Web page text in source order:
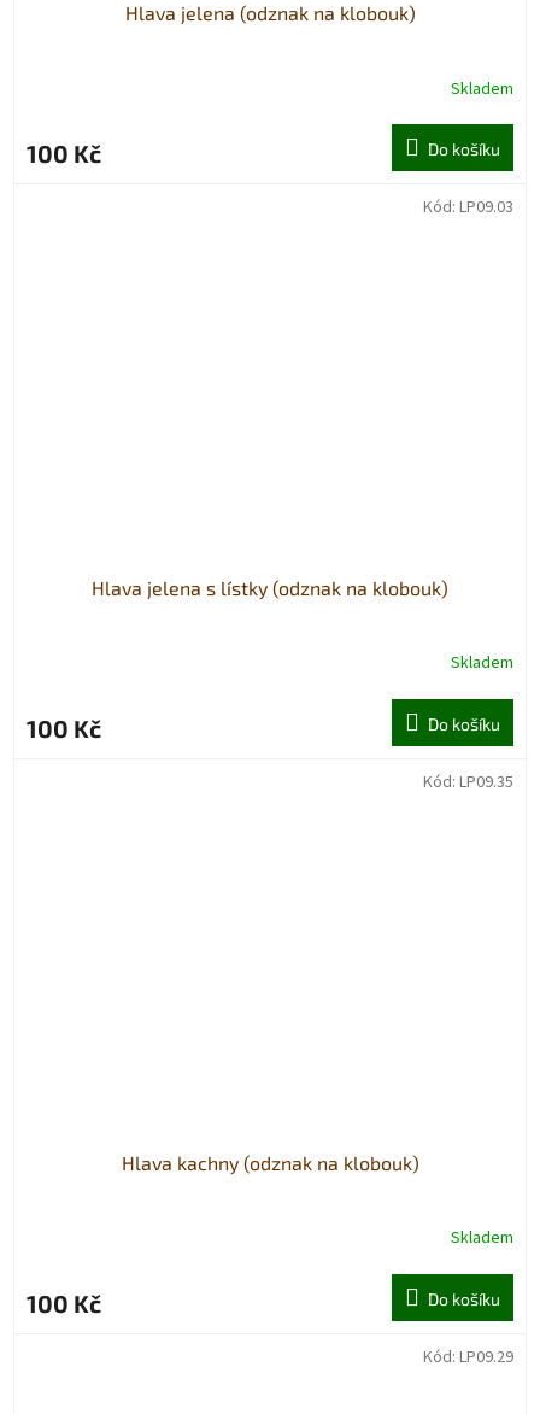
Hlava jelena (odznak na klobouk)
Skladem
100 Kč Do košíku
Hlava jelena s lístky (odznak na klobouk)
Skladem
100 Kč Do košíku
Kód: LP09.03
Hlava kachny (odznak na klobouk)
Skladem
100 Kč Do košíku
Kód: LP09.35
Kód: LP09.29